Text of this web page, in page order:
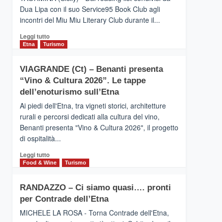
secondo
i
di
Airbnb.
la
Valle
Alcantara
nei
primi
classifica
siciliana
Dua Lipa con il suo Service95 Book Club agli
incontri del Miu Miu Literary Club durante il...
Leggi tuttoLeggi
di
IL
SAN
DOMENICO
TAORMINA,
UN
HOTEL
FOUR
PRESENTA
IL
SUMMER
BOOK
CLUB
Etna Turismo
VIAGRANDE (Ct) – Benanti presenta
“Vino & Cultura 2026”. Le tappe
dell’enoturismo sull’Etna
Ai piedi dell'Etna, tra vigneti storici, architetture
rurali e percorsi dedicati alla cultura del vino,
Benanti presenta "Vino & Cultura 2026", il progetto
di ospitalità...
Leggi tuttoLeggi
di
VIAGRANDE
(Ct)
–
Food & Wine Turismo
RANDAZZO – Ci siamo quasi…. pronti
per Contrade dell’Etna
MICHELE LA ROSA - Torna Contrade dell'Etna,